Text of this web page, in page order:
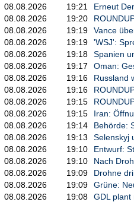
08.08.2026
19:21
Erneut
08.08.2026
19:20
08.08.2026
19:19
Vance
08.08.2026
19:19
'WSJ':
08.08.2026
19:18
Spanien
08.08.2026
19:17
Oman:
08.08.2026
19:16
Russland
08.08.2026
19:16
08.08.2026
19:15
08.08.2026
19:15
Iran:
08.08.2026
19:14
Behörde:
08.08.2026
19:13
Selenskyj
08.08.2026
19:10
Entwurf:
08.08.2026
19:10
Nach
08.08.2026
19:09
Drohne
08.08.2026
19:09
Grüne:
08.08.2026
19:08
GDL plant